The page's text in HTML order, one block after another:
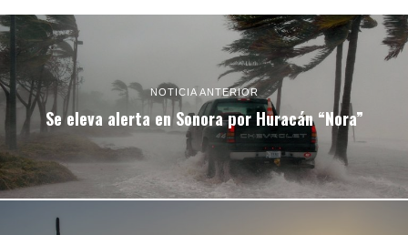
NOTICIA ANTERIOR
Se eleva alerta en Sonora por Huracán “Nora”